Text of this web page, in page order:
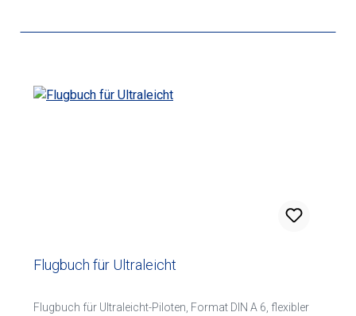
Flugbuch für Ultraleicht
Flugbuch für Ultraleicht-Piloten, Format DIN A 6, flexibler